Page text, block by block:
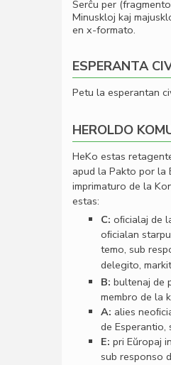
Serĉu per
Minuskloj kaj
en x-formato.
ESPERANTA
Petu la esperantan
HEROLDO
HeKo estas
apud la Pakto por la
imprimaturo de la
estas:
C: oﬁcialaj de
oﬁcialan
temo, sub
delegito,
B: bultenaj de
membro de la
A: alies
de Esperantio,
E: pri Eŭropaj
sub responso